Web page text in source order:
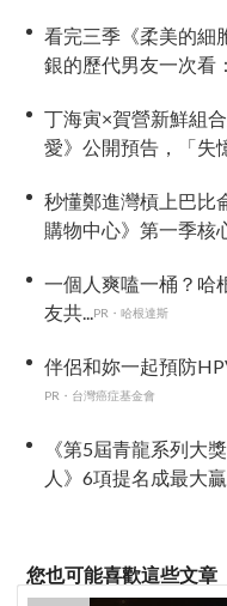
看完三季《柔美的細
銀的歷代男友一次看
丁海寅×賀營新鮮組
愛》公開預告，「失
秒懂鄭進灣槓上巴比
購物中心》第一季核
一個人爽嗑一桶？哈
友共...
PR・哈根達斯
伴侶和妳一起預防
PR・台灣癌症基金會
《第5屆青龍系列大
人》6項提名成最大
您也可能喜歡這些文章